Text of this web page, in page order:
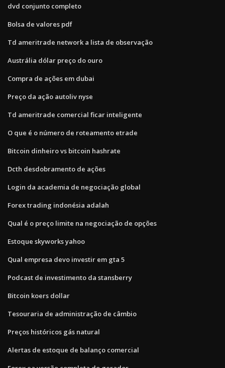
dvd conjunto completo
Bolsa de valores pdf
Td ameritrade network a lista de observação
Austrália dólar preço do ouro
Compra de ações em dubai
Preço da ação autoliv nyse
Td ameritrade comercial ficar inteligente
O que é o número de roteamento etrade
Bitcoin dinheiro vs bitcoin hashrate
Dcth desdobramento de ações
Login da academia de negociação global
Forex trading indonésia adalah
Qual é o preço limite na negociação de opções
Estoque skyworks yahoo
Qual empresa devo investir em gta 5
Podcast de investimento da stansberry
Bitcoin koers dollar
Tesouraria de administração de câmbio
Preços históricos gás natural
Alertas de estoque de balanço comercial